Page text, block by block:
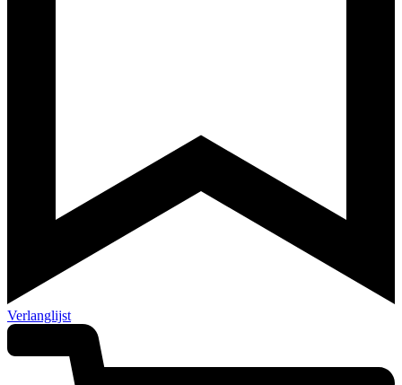
Verlanglijst